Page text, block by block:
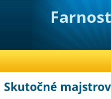
Skutočné